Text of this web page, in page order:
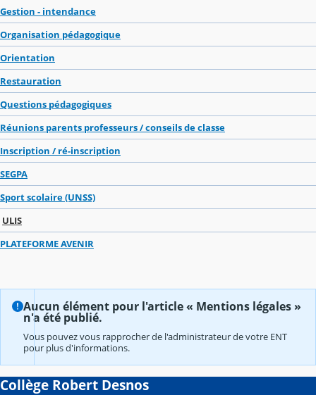
Gestion - intendance
Organisation pédagogique
Orientation
Restauration
Questions pédagogiques
Réunions parents professeurs / conseils de classe
Inscription / ré-inscription
SEGPA
Sport scolaire (UNSS)
ULIS
PLATEFORME AVENIR
Aucun élément pour l'article « Mentions légales »
n'a été publié.
Vous pouvez vous rapprocher de l'administrateur de votre ENT
pour plus d'informations.
Collège Robert Desnos